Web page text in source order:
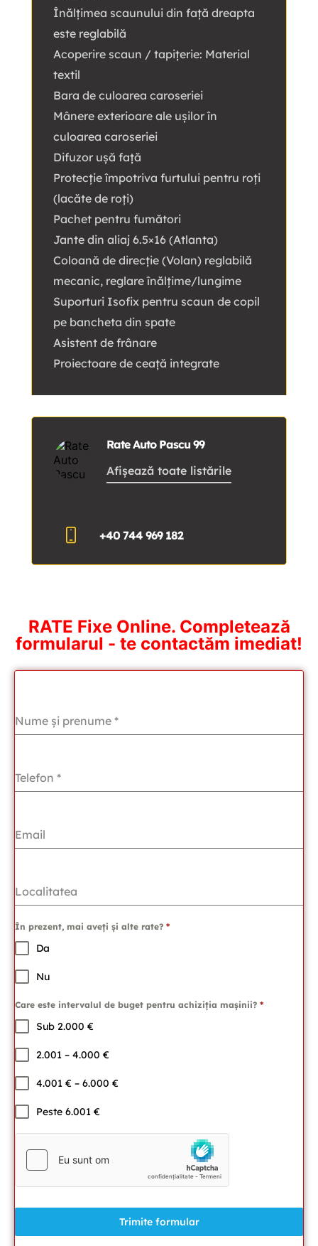
Înălțimea scaunului din față dreapta
este reglabilă
Acoperire scaun / tapițerie: Material
textil
Bara de culoarea caroseriei
Mânere exterioare ale ușilor în
culoarea caroseriei
Difuzor ușă față
Protecție împotriva furtului pentru roți
(lacăte de roți)
Pachet pentru fumători
Jante din aliaj 6.5×16 (Atlanta)
Coloană de direcție (Volan) reglabilă
mecanic, reglare înălțime/lungime
Suporturi Isofix pentru scaun de copil
pe bancheta din spate
Asistent de frânare
Proiectoare de ceață integrate
Rate Auto Pascu 99
Afișează toate listările
+40 744 969 182
RATE Fixe Online. Completează
formularul - te contactăm imediat!
Nume și prenume *
Telefon *
Email
Localitatea
În prezent, mai aveți și alte rate? *
Da
Nu
Care este intervalul de buget pentru achiziția mașinii? *
Sub 2.000 €
2.001 – 4.000 €
4.001 € – 6.000 €
Peste 6.001 €
Trimite formular